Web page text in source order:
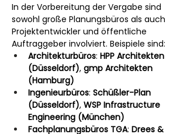
In der Vorbereitung der Vergabe sind
sowohl große Planungsbüros als auch
Projektentwickler und öffentliche
Auftraggeber involviert. Beispiele sind:
Architekturbüros: HPP Architekten
(Düsseldorf), gmp Architekten
(Hamburg)
Ingenieurbüros: Schüßler-Plan
(Düsseldorf), WSP Infrastructure
Engineering (München)
Fachplanungsbüros TGA: Drees &